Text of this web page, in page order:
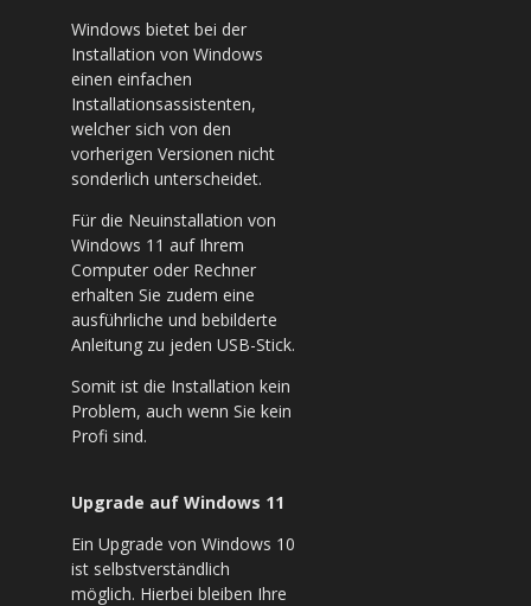
Windows bietet bei der
Installation von Windows
einen einfachen
Installationsassistenten,
welcher sich von den
vorherigen Versionen nicht
sonderlich unterscheidet.
Für die Neuinstallation von
Windows 11 auf Ihrem
Computer oder Rechner
erhalten Sie zudem eine
ausführliche und bebilderte
Anleitung zu jeden USB-Stick.
Somit ist die Installation kein
Problem, auch wenn Sie kein
Profi sind.
Upgrade auf Windows 11
Ein Upgrade von Windows 10
ist selbstverständlich
möglich. Hierbei bleiben Ihre